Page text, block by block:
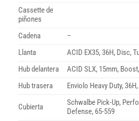
Cassette de
piñones
Cadena
–
Llanta
ACID EX35, 36H, Disc,
Hub delantera
ACID SLX, 15mm,
Hub trasera
Enviolo Heavy Duty,
Cubierta
Schwalbe Pick-Up,
Defense, 65-559